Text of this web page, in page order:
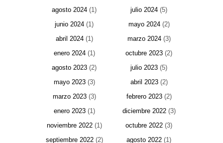
agosto 2024 (1) julio 2024 (5)
junio 2024 (1) mayo 2024(2)
abril 2024(1) marzo 2024(3)
enero 2024(1) octubre 2023 (2)
agosto 2023 (2) julio 2023 (5)
mayo 2023(3) abril 2023(2)
marzo 2023(3) febrero 2023(2)
enero 2023(1) diciembre 2022(3)
noviembre 2022(1) octubre 2022 (3)
septiembre 2022(2) agosto 2022 (1)